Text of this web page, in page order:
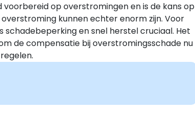
op overstromingen en is de kans op
kunnen echter enorm zijn. Voor
en snel herstel cruciaal. Het
de compensatie bij overstromingsschade nu